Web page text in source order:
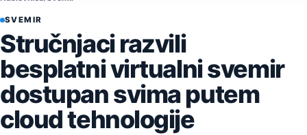
SVEMIR
Stručnjaci razvili
besplatni virtualni svemir
dostupan svima putem
cloud tehnologije